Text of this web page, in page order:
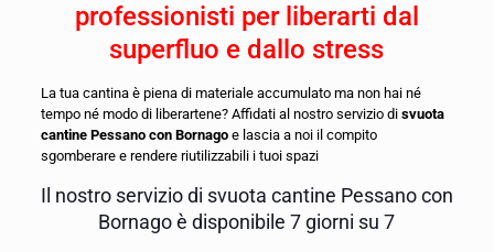
professionisti per liberarti dal
superfluo e dallo stress
La tua cantina è piena di materiale accumulato ma non hai né
tempo né modo di liberartene? Affidati al nostro servizio di svuota
cantine Pessano con Bornago e lascia a noi il compito
sgomberare e rendere riutilizzabili i tuoi spazi
Il nostro servizio di svuota cantine Pessano con
Bornago è disponibile 7 giorni su 7